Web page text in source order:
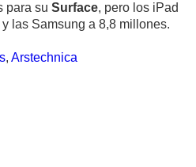
para su Surface, pero los iPad
las Samsung a 8,8 millones.
, Arstechnica